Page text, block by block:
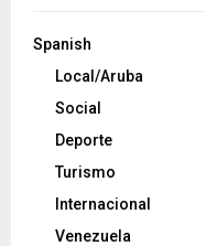
Spanish
Local/Aruba
Social
Deporte
Turismo
Internacional
Venezuela